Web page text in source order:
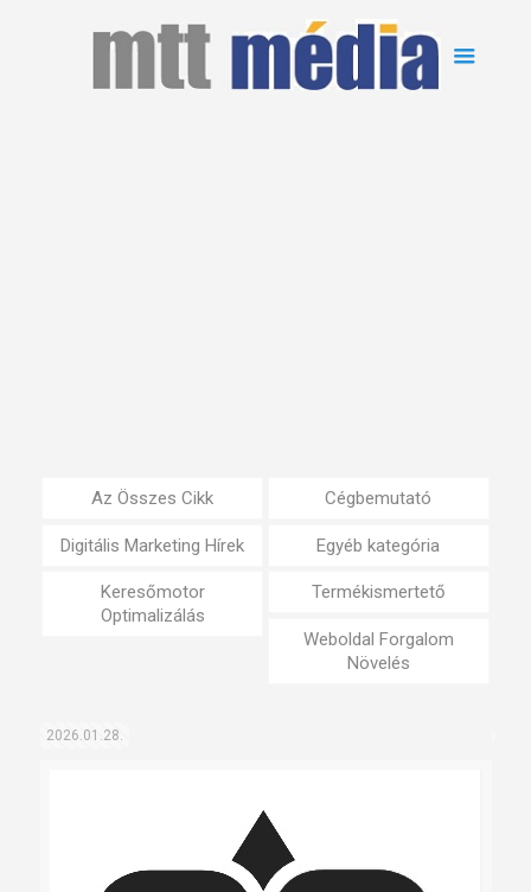
Az Összes Cikk Cégbemutató
Digitális Marketing Hírek Egyéb kategória
Keresőmotor
Optimalizálás
Termékismertető
Weboldal Forgalom
Növelés
2026.01.28.